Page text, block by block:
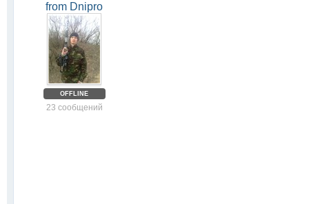
from Dnipro
OFFLINE
23 сообщений